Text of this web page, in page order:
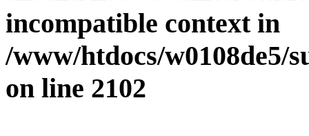
incompatible context in
/www/htdocs/w0108de5/
on line 2102